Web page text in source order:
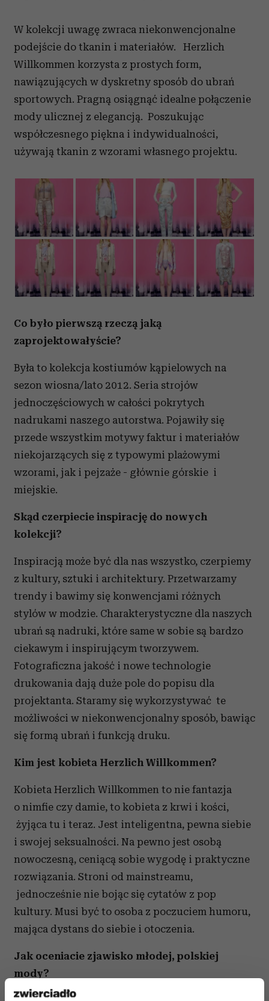
W kolekcji uwagę zwraca niekonwencjonalne
podejście do tkanin i materiałów. Herzlich
Willkommen korzysta z prostych form,
nawiązujących w dyskretny sposób do ubrań
sportowych. Pragną osiągnąć idealne połączenie
mody ulicznej z elegancją. Poszukując
współczesnego piękna i indywidualności,
używają tkanin z wzorami własnego projektu.
Co było pierwszą rzeczą jaką
zaprojektowałyście?
Była to kolekcja kostiumów kąpielowych na
sezon wiosna/lato 2012. Seria strojów
jednoczęściowych w całości pokrytych
nadrukami naszego autorstwa. Pojawiły się
przede wszystkim motywy faktur i materiałów
niekojarzących się z typowymi plażowymi
wzorami, jak i pejzaże - głównie górskie i
miejskie.
Skąd czerpiecie inspirację do nowych
kolekcji?
Inspiracją może być dla nas wszystko, czerpiemy
z kultury, sztuki i architektury. Przetwarzamy
trendy i bawimy się konwencjami różnych
stylów w modzie. Charakterystyczne dla naszych
ubrań są nadruki, które same w sobie są bardzo
ciekawym i inspirującym tworzywem.
Fotograficzna jakość i nowe technologie
drukowania dają duże pole do popisu dla
projektanta. Staramy się wykorzystywać te
możliwości w niekonwencjonalny sposób, bawiąc
się formą ubrań i funkcją druku.
Kim jest kobieta Herzlich Willkommen?
Kobieta Herzlich Willkommen to nie fantazja
o nimfie czy damie, to kobieta z krwi i kości,
żyjąca tu i teraz. Jest inteligentna, pewna siebie
i swojej seksualności. Na pewno jest osobą
nowoczesną, ceniącą sobie wygodę i praktyczne
rozwiązania. Stroni od mainstreamu,
jednocześnie nie bojąc się cytatów z pop
kultury. Musi być to osoba z poczuciem humoru,
mająca dystans do siebie i otoczenia.
Jak oceniacie zjawisko młodej, polskiej
mody?